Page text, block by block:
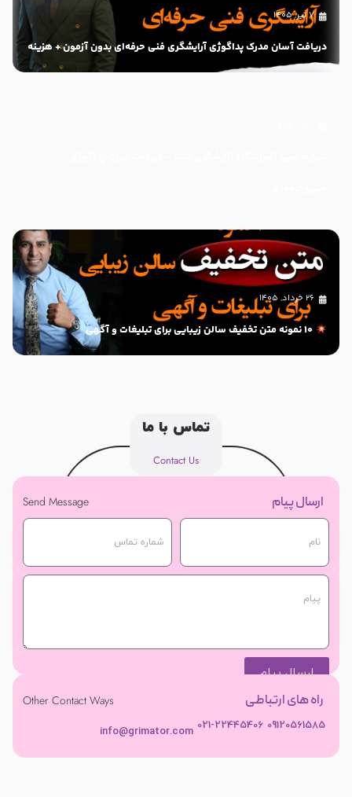
۷ تیر, ۱۴۰۵
دریافت آسان مدرک پداگوژی آرایشگری فنی حرفه‌ای بدون آزمون + هزینه
۲۶ خرداد, ۱۴۰۵
تماس با ما
Contact Us
ارسال پیام Send Message
ارسال پیام
راه های ارتباطی Other Contact Ways
09120561585
021-22445406
info@grimator.com